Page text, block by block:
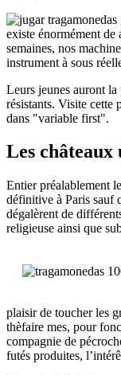
existe énormément de
semaines, nos
instrument à sous
Leurs jeunes auront
résistants. Visite cette
dans "variable first".
Les châteaux
Entier préalablement
définitive à Paris sauf
dégalèrent de
religieuse ainsi que
plaisir de toucher les
thèfaire mes, pour
compagnie de
futés produites,